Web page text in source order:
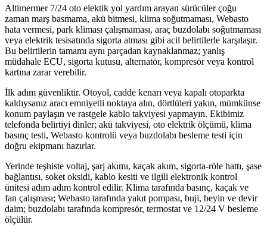
Altimermer 7/24 oto elektik yol yardım arayan sürücüler çoğu
zaman marş basmama, akü bitmesi, klima soğutmaması, Webasto
hata vermesi, park kliması çalışmaması, araç buzdolabı soğutmaması
veya elektrik tesisatında sigorta atması gibi acil belirtilerle karşılaşır.
Bu belirtilerin tamamı aynı parçadan kaynaklanmaz; yanlış
müdahale ECU, sigorta kutusu, alternatör, kompresör veya kontrol
kartına zarar verebilir.
İlk adım güvenliktir. Otoyol, cadde kenarı veya kapalı otoparkta
kaldıysanız aracı emniyetli noktaya alın, dörtlüleri yakın, mümkünse
konum paylaşın ve rastgele kablo takviyesi yapmayın. Ekibimiz
telefonda belirtiyi dinler; akü takviyesi, oto elektrik ölçümü, klima
basınç testi, Webasto kontrolü veya buzdolabı besleme testi için
doğru ekipmanı hazırlar.
Yerinde teşhiste voltaj, şarj akımı, kaçak akım, sigorta-röle hattı, şase
bağlantısı, soket oksidi, kablo kesiti ve ilgili elektronik kontrol
ünitesi adım adım kontrol edilir. Klima tarafında basınç, kaçak ve
fan çalışması; Webasto tarafında yakıt pompası, buji, beyin ve devir
daim; buzdolabı tarafında kompresör, termostat ve 12/24 V besleme
ölçülür.